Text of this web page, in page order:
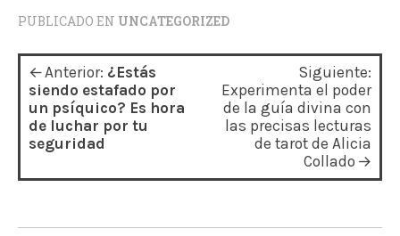
PUBLICADO EN UNCATEGORIZED
N
a
v
e
g
a
Anterior: ¿Estás
siendo estafado por
un psíquico? Es hora
de luchar por tu
seguridad
Siguiente:
Experimenta el poder
de la guía divina con
las precisas lecturas
de tarot de Alicia
Collado